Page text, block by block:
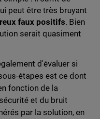
peut être très bruyant
faux positifs. Bien
serait quasiment
d'évaluer si
étapes est ce dont
fonction de la
et du bruit
par la solution, en